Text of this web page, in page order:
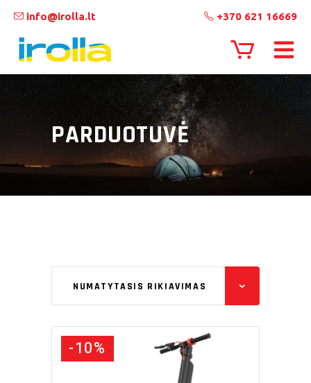
info@irolla.lt +370 621 16669
PARDUOTUVĖ
NUMATYTASIS RIKIAVIMAS
-10%